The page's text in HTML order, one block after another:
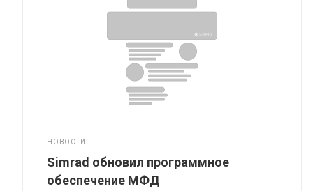
НОВОСТИ
Simrad обновил программное
обеспечение МФД